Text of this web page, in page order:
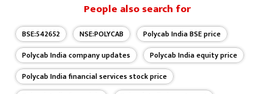
People also search for
BSE:542652 NSE:POLYCAB
Polycab India BSE price
Polycab India company updates
Polycab India equity price
Polycab India financial services stock price